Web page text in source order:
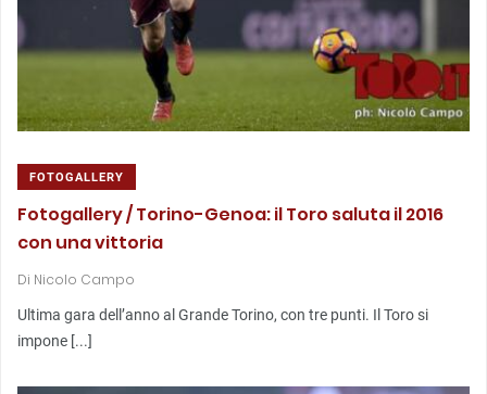
FOTOGALLERY
Fotogallery / Torino-Genoa: il Toro saluta il 2016
con una vittoria
Di Nicolo Campo
Ultima gara dell’anno al Grande Torino, con tre punti. Il Toro si
impone [...]